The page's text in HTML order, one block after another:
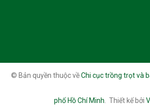
© Bản quyền thuộc vềChi cục trồng trọt và
phố Hồ Chí Minh. Thiết kế bởi